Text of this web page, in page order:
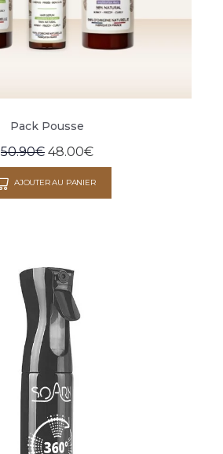
Pack Pousse
50.90€ 48.00€
AJOUTER AU PANIER